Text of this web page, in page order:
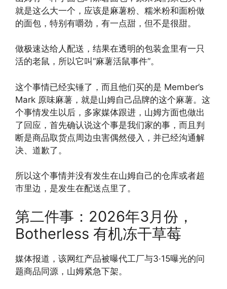
就是这么大一个，应该是麻薯粉、糯米粉和面粉做
的面包，特别有嚼劲，有一点甜，但不是很甜。
做极速达给人配送，结果在透明的包装盒里有一只
活的老鼠，所以它叫“麻薯活鼠事件”。
这个事情已经实锤了，而且他们买的是 Member’s
Mark 原味麻薯，就是山姆自己品牌的这个麻薯。这
个事情发生以后，多家媒体跟进，山姆方面也做出
了回应，首先确认说这个事是我们家的事，而且判
断是商品取货点周边虫害偶然侵入，并已经沟通解
决、道歉了。
所以这个事情并没有发生在山姆自己的仓库或者超
市里边，是发生在配送点里了。
第二件事：2026年3月份，
Botherless 有机冻干草莓
媒体报道，该网红产品被曝代工厂与3·15曝光的问
题商品同源，山姆紧急下架。